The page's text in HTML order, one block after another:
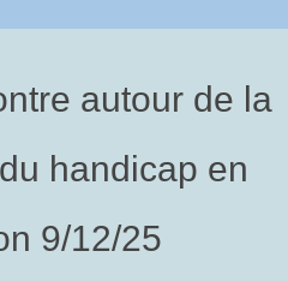
autour de la
handicap en
9/12/25